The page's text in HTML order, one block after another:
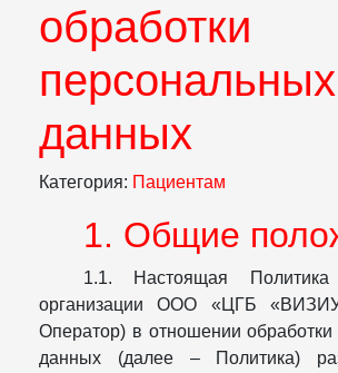
обработки
персональных
данных
Категория: Пациентам
1. Общие
1.1. Настоящая Политика
организации ООО «ЦГБ
Оператор) в отношении
данных (далее – Политика)